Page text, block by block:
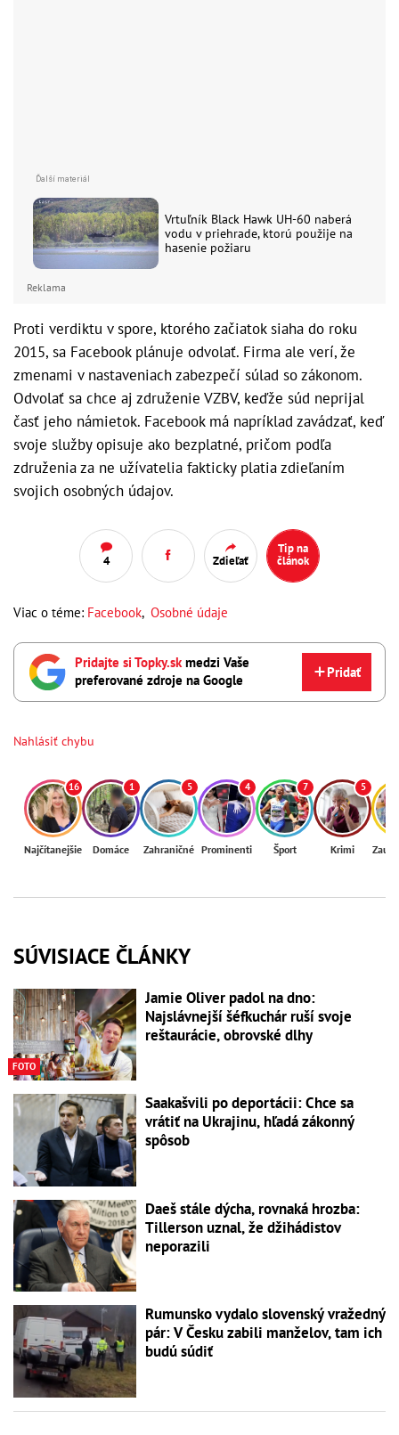
Vrtuľník Black Hawk UH-60 naberá
vodu v priehrade, ktorú použije na
hasenie požiaru
Reklama
Proti verdiktu v spore, ktorého začiatok siaha do roku
2015, sa Facebook plánuje odvolať. Firma ale verí, že
zmenami v nastaveniach zabezpečí súlad so zákonom.
Odvolať sa chce aj združenie VZBV, keďže súd neprijal
časť jeho námietok. Facebook má napríklad zavádzať, keď
svoje služby opisuje ako bezplatné, pričom podľa
združenia za ne užívatelia fakticky platia zdieľaním
svojich osobných údajov.
4 Zdieľať
Tip na
článok
Viac o téme: Facebook, Osobné údaje
Pridajte si Topky.skmedzi Vaše
preferované zdroje na Google
Pridať
Nahlásiť chybu
16
Najčítanejšie
1
Domáce
5
Zahraničné
4
Prominenti
7
Šport
5
Krimi
SÚVISIACE ČLÁNKY
FOTO
Jamie Oliver padol na dno:
Najslávnejší šéfkuchár ruší svoje
reštaurácie, obrovské dlhy
Saakašvili po deportácii: Chce sa
vrátiť na Ukrajinu, hľadá zákonný
spôsob
Daeš stále dýcha, rovnaká hrozba:
Tillerson uznal, že džihádistov
neporazili
Rumunsko vydalo slovenský vražedný
pár: V Česku zabili manželov, tam ich
budú súdiť